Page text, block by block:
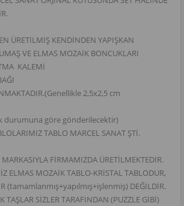
ÜRETİLMİŞ KENDİNDEN YAPIŞKAN
VE ELMAS MOZAİK BONCUKLARI
KALEMİ
2,5x2,5 cm
durumuna göre gönderilecektir)
TABLO MARCEL SANAT ŞTİ.
FİRMAMIZDA ÜRETİLMEKTEDİR.
ELMAS MOZAİK TABLO-KRİSTAL TABLODUR,
(tamamlanmış+yapılmış+işlenmiş) DEĞİLDİR.
TAŞLAR SİZLER TARAFINDAN (PUZZLE GİBİ)